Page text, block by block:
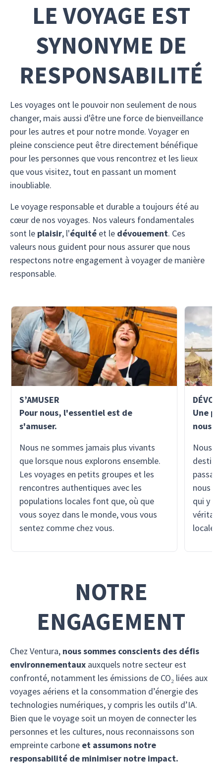
LE VOYAGE EST
SYNONYME DE
RESPONSABILITÉ
Les voyages ont le pouvoir non seulement de nous
changer, mais aussi d'être une force de bienveillance
pour les autres et pour notre monde. Voyager en
pleine conscience peut être directement bénéfique
pour les personnes que vous rencontrez et les lieux
que vous visitez, tout en passant un moment
inoubliable.
Le voyage responsable et durable a toujours été au
cœur de nos voyages. Nos valeurs fondamentales
sont le plaisir, l'équité et le dévouement. Ces
valeurs nous guident pour nous assurer que nous
respectons notre engagement à voyager de manière
responsable.
S’AMUSER
Pour nous, l'essentiel est de
s'amuser.
Nous ne sommes jamais plus vivants
que lorsque nous explorons ensemble.
Les voyages en petits groupes et les
rencontres authentiques avec les
populations locales font que, où que
vous soyez dans le monde, vous vous
sentez comme chez vous.
Une
nous
Nous
nous
qui y
locales.
NOTRE
ENGAGEMENT
Chez Ventura, nous sommes conscients des défis
environnementaux auxquels notre secteur est
confronté, notamment les émissions de CO₂ liées aux
voyages aériens et la consommation d’énergie des
technologies numériques, y compris les outils d’IA.
Bien que le voyage soit un moyen de connecter les
personnes et les cultures, nous reconnaissons son
empreinte carbone et assumons notre
responsabilité de minimiser notre impact.